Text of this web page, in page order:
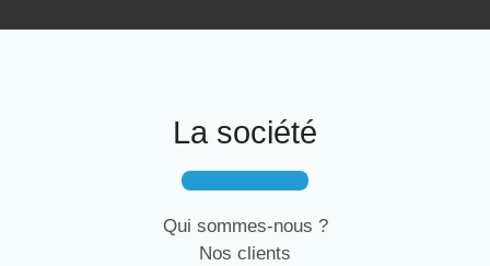
La société
Qui sommes-nous ?
Nos clients